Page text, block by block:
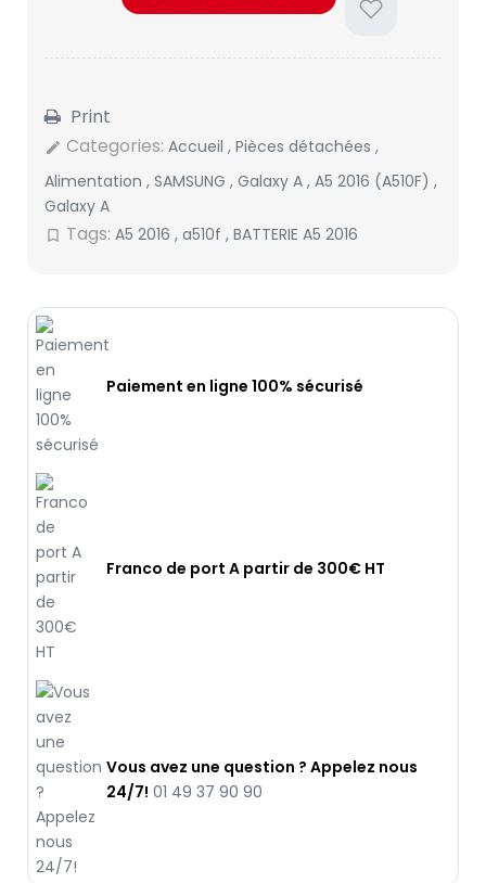
Print
edit Categories: Accueil , Pièces détachées ,
Alimentation , SAMSUNG , Galaxy A , A5 2016 (A510F) ,
Galaxy A
bookmark_border Tags: A5 2016 , a510f , BATTERIE A5 2016
Paiement en ligne 100% sécurisé
Franco de port A partir de 300€ HT
Vous avez une question ? Appelez nous
24/7! 01 49 37 90 90